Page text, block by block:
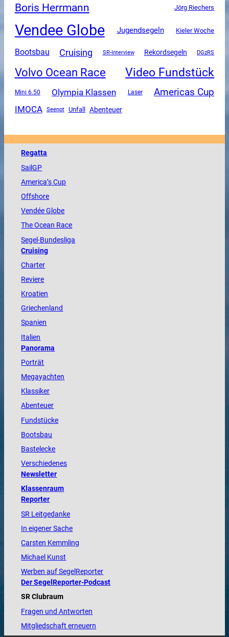
Boris Herrmann Jörg Riechers
Vendee Globe Jugendsegeln Kieler Woche
Bootsbau Cruising SR-Interview Rekordsegeln DGzRS
Volvo Ocean Race Video Fundstück
Mini 6.50 Olympia Klassen Laser Americas Cup
IMOCA Seenot Unfall Abenteuer
Regatta
SailGP
America’s Cup
Offshore
VendéeGlobe
TheOcean Race
Segel-Bundesliga
Cruising
Charter
Reviere
Kroatien
Griechenland
Spanien
Italien
Panorama
Porträt
Megayachten
Klassiker
Abenteuer
Fundstücke
Bootsbau
Bastelecke
Verschiedenes
Newsletter
Klassenraum
Reporter
SR Leitgedanke
In eigener Sache
Carsten Kemmling
Michael Kunst
Werben auf SegelReporter
Der SegelReporter-Podcast
SR Clubraum
Fragen und Antworten
Mitgliedschaft erneuern